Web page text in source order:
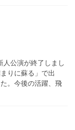
公演が終了しまし
りに蘇る」で出
。今後の活躍、飛